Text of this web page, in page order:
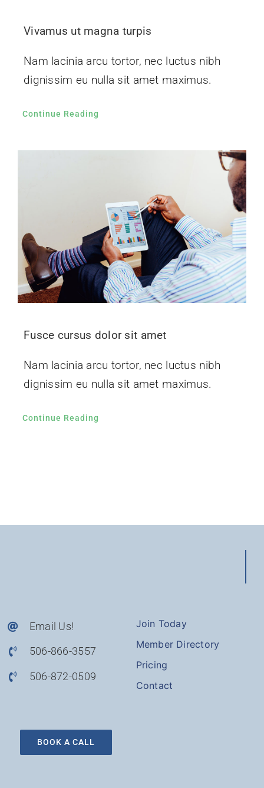
Vivamus ut magna turpis
Nam lacinia arcu tortor, nec luctus nibh
dignissim eu nulla sit amet maximus.
Continue Reading
Fusce cursus dolor sit amet
Nam lacinia arcu tortor, nec luctus nibh
dignissim eu nulla sit amet maximus.
Continue Reading
Email Us!
506-866-3557
506-872-0509
Join Today
Member Directory
Pricing
Contact
BOOK A CALL